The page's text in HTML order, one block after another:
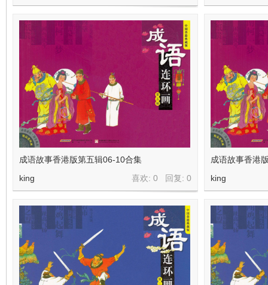
成语故事香港版第五辑06-10合集
喜欢: 0 回复: 0
king
成语故事香港
king